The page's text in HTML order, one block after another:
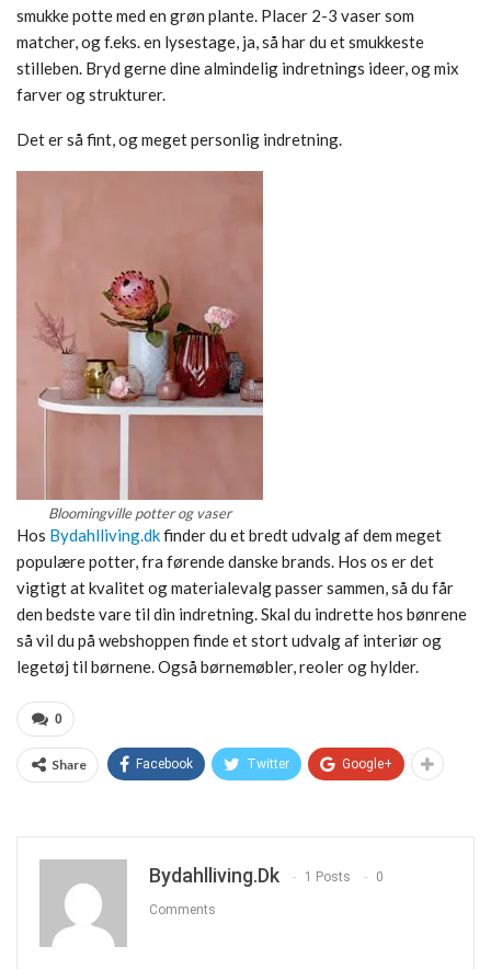
smukke potte med en grøn plante. Placer 2-3 vaser som
matcher, og f.eks. en lysestage, ja, så har du et smukkeste
stilleben. Bryd gerne dine almindelig indretnings ideer, og mix
farver og strukturer.
Det er så fint, og meget personlig indretning.
Bloomingville potter og vaser
Hos Bydahlliving.dkfinder du et bredt udvalg af dem meget
populære potter, fra førende danske brands. Hos os er det
vigtigt at kvalitet og materialevalg passer sammen, så du får
den bedste vare til din indretning. Skal du indrette hos bønrene
så vil du på webshoppen finde et stort udvalg af interiør og
legetøj til børnene. Også børnemøbler, reoler og hylder.
0
Share Facebook Twitter Google+
Bydahlliving.dk 1 Posts 0
Comments